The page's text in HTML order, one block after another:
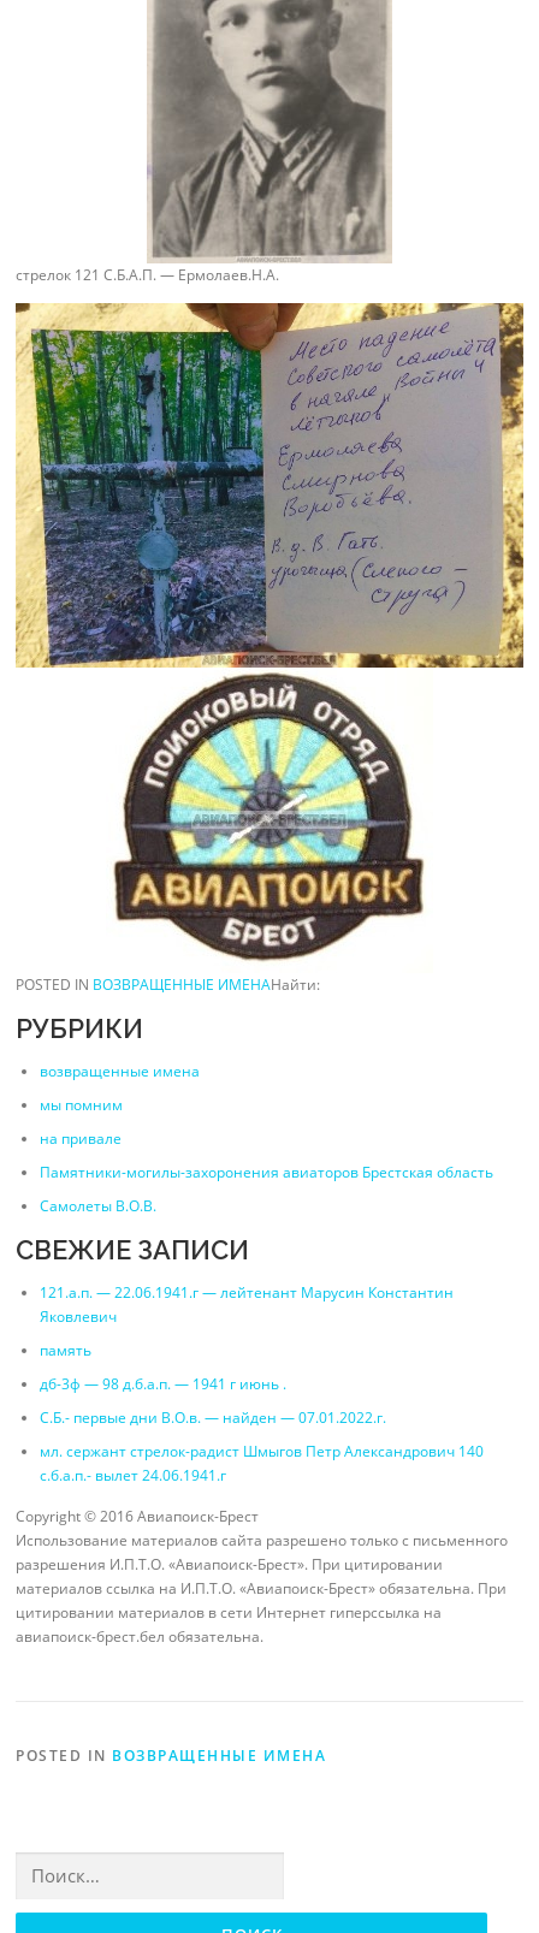
стрелок 121 С.Б.А.П. — Ермолаев.Н.А.
POSTED IN ВОЗВРАЩЕННЫЕ ИМЕНАНайти:
РУБРИКИ
возвращенные имена
мы помним
на привале
Памятники-могилы-захоронения авиаторов Брестская область
Самолеты В.О.В.
СВЕЖИЕ ЗАПИСИ
121.а.п. — 22.06.1941.г — лейтенант Марусин Константин
Яковлевич
память
дб-3ф — 98 д.б.а.п. — 1941 г июнь .
С.Б.- первые дни В.О.в. — найден — 07.01.2022.г.
мл. сержант стрелок-радист Шмыгов Петр Александрович 140
с.б.а.п.- вылет 24.06.1941.г
Copyright © 2016 Авиапоиск-Брест
Использование материалов сайта разрешено только с письменного
разрешения И.П.Т.О. «Авиапоиск-Брест». При цитировании
материалов ссылка на И.П.Т.О. «Авиапоиск-Брест» обязательна. При
цитировании материалов в сети Интернет гиперссылка на
авиапоиск-брест.бел обязательна.
POSTED IN ВОЗВРАЩЕННЫЕ ИМЕНА